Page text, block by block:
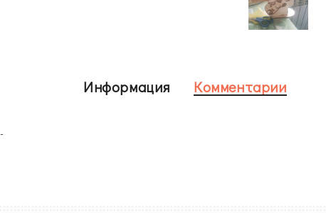
Информация Комментарии
-